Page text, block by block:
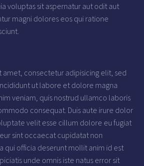
voluptas sit aspernatur aut odit aut
magni dolores eos qui ratione
amet, consectetur adipisicing elit, sed
ut labore et dolore magna
veniam, quis nostrud ullamco laboris
consequat. Duis aute irure dolor
velit esse cillum dolore eu fugiat
sint occaecat cupidatat non
qui officia deserunt mollit anim id est
unde omnis iste natus error sit